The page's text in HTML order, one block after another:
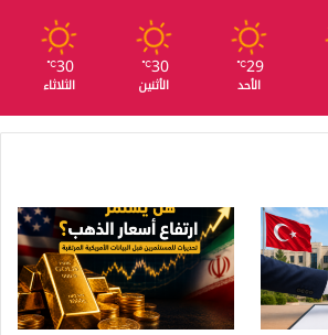
29
℃
الأحد
30
℃
الأثنين
30
℃
الثلاثاء